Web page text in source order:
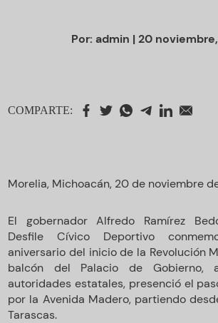
Por: admin | 20
COMPARTE:
Morelia, Michoacán, 20 de noviembre
El gobernador Alfredo Ramírez
Desfile Cívico Deportivo
aniversario del inicio de la Revolución
balcón del Palacio de Gobierno,
autoridades estatales, presenció el
por la Avenida Madero, partiendo
Tarascas.